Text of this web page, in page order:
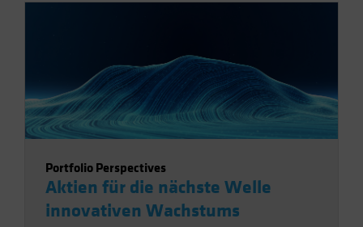
Portfolio Perspectives
Aktien für die nächste Welle
innovativen Wachstums